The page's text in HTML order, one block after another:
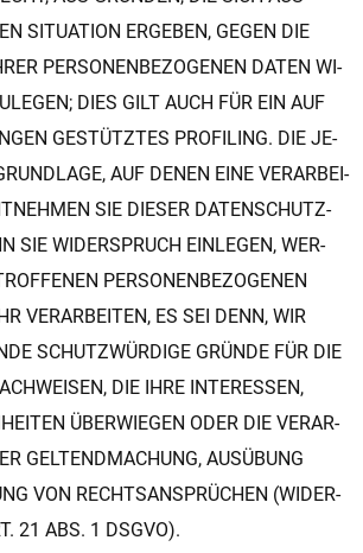
SI­TUA­TI­ON ER­GE­BEN, GEGEN DIE
PER­SO­NEN­BE­ZO­GE­NEN DATEN WI­
DIES GILT AUCH FÜR EIN AUF
GE­STÜTZ­TES PRO­FI­LING. DIE JE­
AUF DENEN EINE VER­A­R­BEI­
SIE DIE­SER DA­TEN­SCHUT­Z­
SIE WI­DER­SPRUCH EIN­LE­GEN, WER­
PER­SO­NEN­BE­ZO­GE­NEN
VER­A­R­BEI­TEN, ES SEI DENN, WIR
SCHUTZ­WÜR­DI­GE GRÜN­DE FÜR DIE
DIE IHRE IN­TER­ES­SEN,
ÜBER­WIE­GEN ODER DIE VER­A­R­
GEL­TEND­MA­CHUNG, AUS­ÜBUNG
VON RECHTS­ANSPRÜ­CHEN (WI­DER­
21 ABS. 1 DSGVO).